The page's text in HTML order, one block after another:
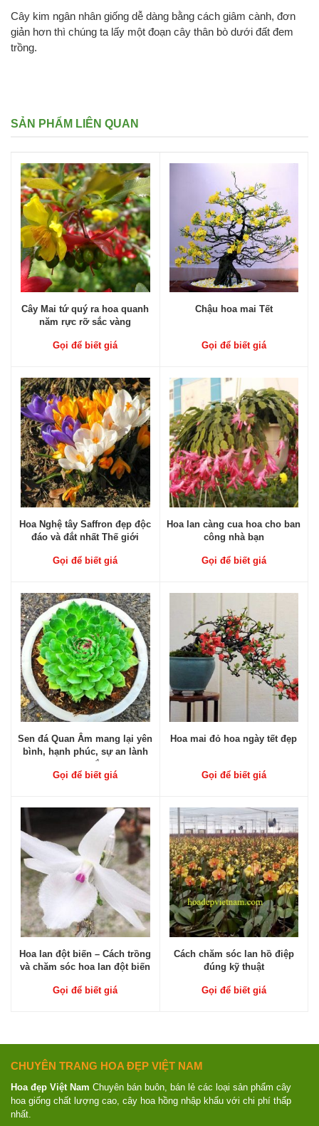
Cây kim ngân nhân giống dễ dàng bằng cách giâm cành, đơn
giản hơn thì chúng ta lấy một đoạn cây thân bò dưới đất đem
trồng.
SẢN PHẨM LIÊN QUAN
Cây Mai tứ quý ra hoa quanh
năm rực rỡ sắc vàng
Gọi để biết giá
Chậu hoa mai Tết
Gọi để biết giá
Hoa Nghệ tây Saffron đẹp độc
đáo và đắt nhất Thế giới
Gọi để biết giá
Hoa lan càng cua hoa cho ban
công nhà bạn
Gọi để biết giá
Sen đá Quan Âm mang lại yên
bình, hạnh phúc, sự an lành
may mắn
Gọi để biết giá
Hoa mai đỏ hoa ngày tết đẹp
Gọi để biết giá
Hoa lan đột biến – Cách trồng
và chăm sóc hoa lan đột biến
Gọi để biết giá
Cách chăm sóc lan hồ điệp
đúng kỹ thuật
Gọi để biết giá
CHUYÊN TRANG HOA ĐẸP VIỆT NAM
Hoa đẹp Việt Nam Chuyên bán buôn, bán lẻ các loại sản phẩm cây
hoa giống chất lượng cao, cây hoa hồng nhập khẩu với chi phí thấp
nhất.